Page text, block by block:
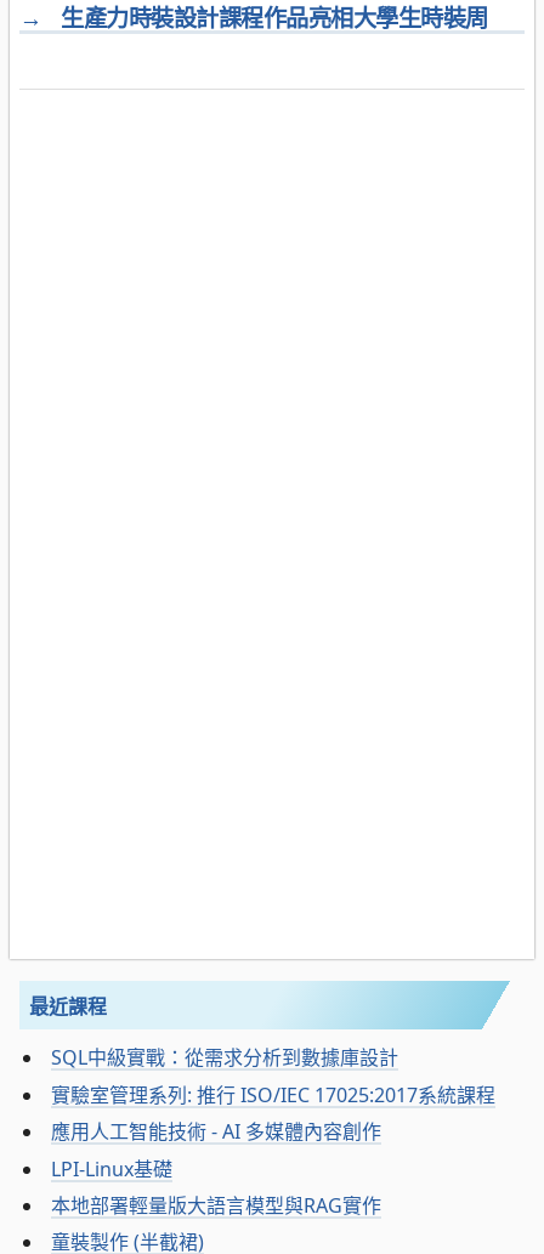
→
生產力時裝設計課程作品亮相大學生時裝周
最近課程
SQL中級實戰：從需求分析到數據庫設計
實驗室管理系列: 推行 ISO/IEC 17025:2017系統課程
應用人工智能技術 - AI 多媒體內容創作
LPI-Linux基礎
本地部署輕量版大語言模型與RAG實作
童裝製作 (半截裙)